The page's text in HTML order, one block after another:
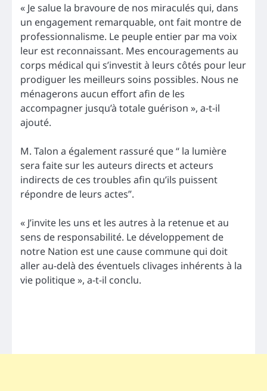
« Je salue la bravoure de nos miraculés qui, dans
un engagement remarquable, ont fait montre de
professionnalisme. Le peuple entier par ma voix
leur est reconnaissant. Mes encouragements au
corps médical qui s’investit à leurs côtés pour leur
prodiguer les meilleurs soins possibles. Nous ne
ménagerons aucun effort afin de les
accompagner jusqu’à totale guérison », a-t-il
ajouté.
M. Talon a également rassuré que “ la lumière
sera faite sur les auteurs directs et acteurs
indirects de ces troubles afin qu’ils puissent
répondre de leurs actes”.
« J’invite les uns et les autres à la retenue et au
sens de responsabilité. Le développement de
notre Nation est une cause commune qui doit
aller au-delà des éventuels clivages inhérents à la
vie politique », a-t-il conclu.